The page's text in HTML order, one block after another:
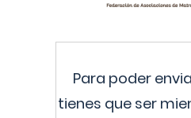
Para poder
tienes que ser